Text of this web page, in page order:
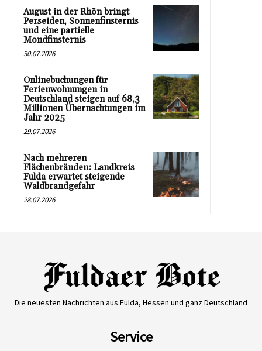
August in der Rhön bringt
Perseiden, Sonnenfinsternis
und eine partielle
Mondfinsternis
30.07.2026
Onlinebuchungen für
Ferienwohnungen in
Deutschland steigen auf 68,3
Millionen Übernachtungen im
Jahr 2025
29.07.2026
Nach mehreren
Flächenbränden: Landkreis
Fulda erwartet steigende
Waldbrandgefahr
28.07.2026
Die neuesten Nachrichten aus Fulda, Hessen und ganz Deutschland
Service